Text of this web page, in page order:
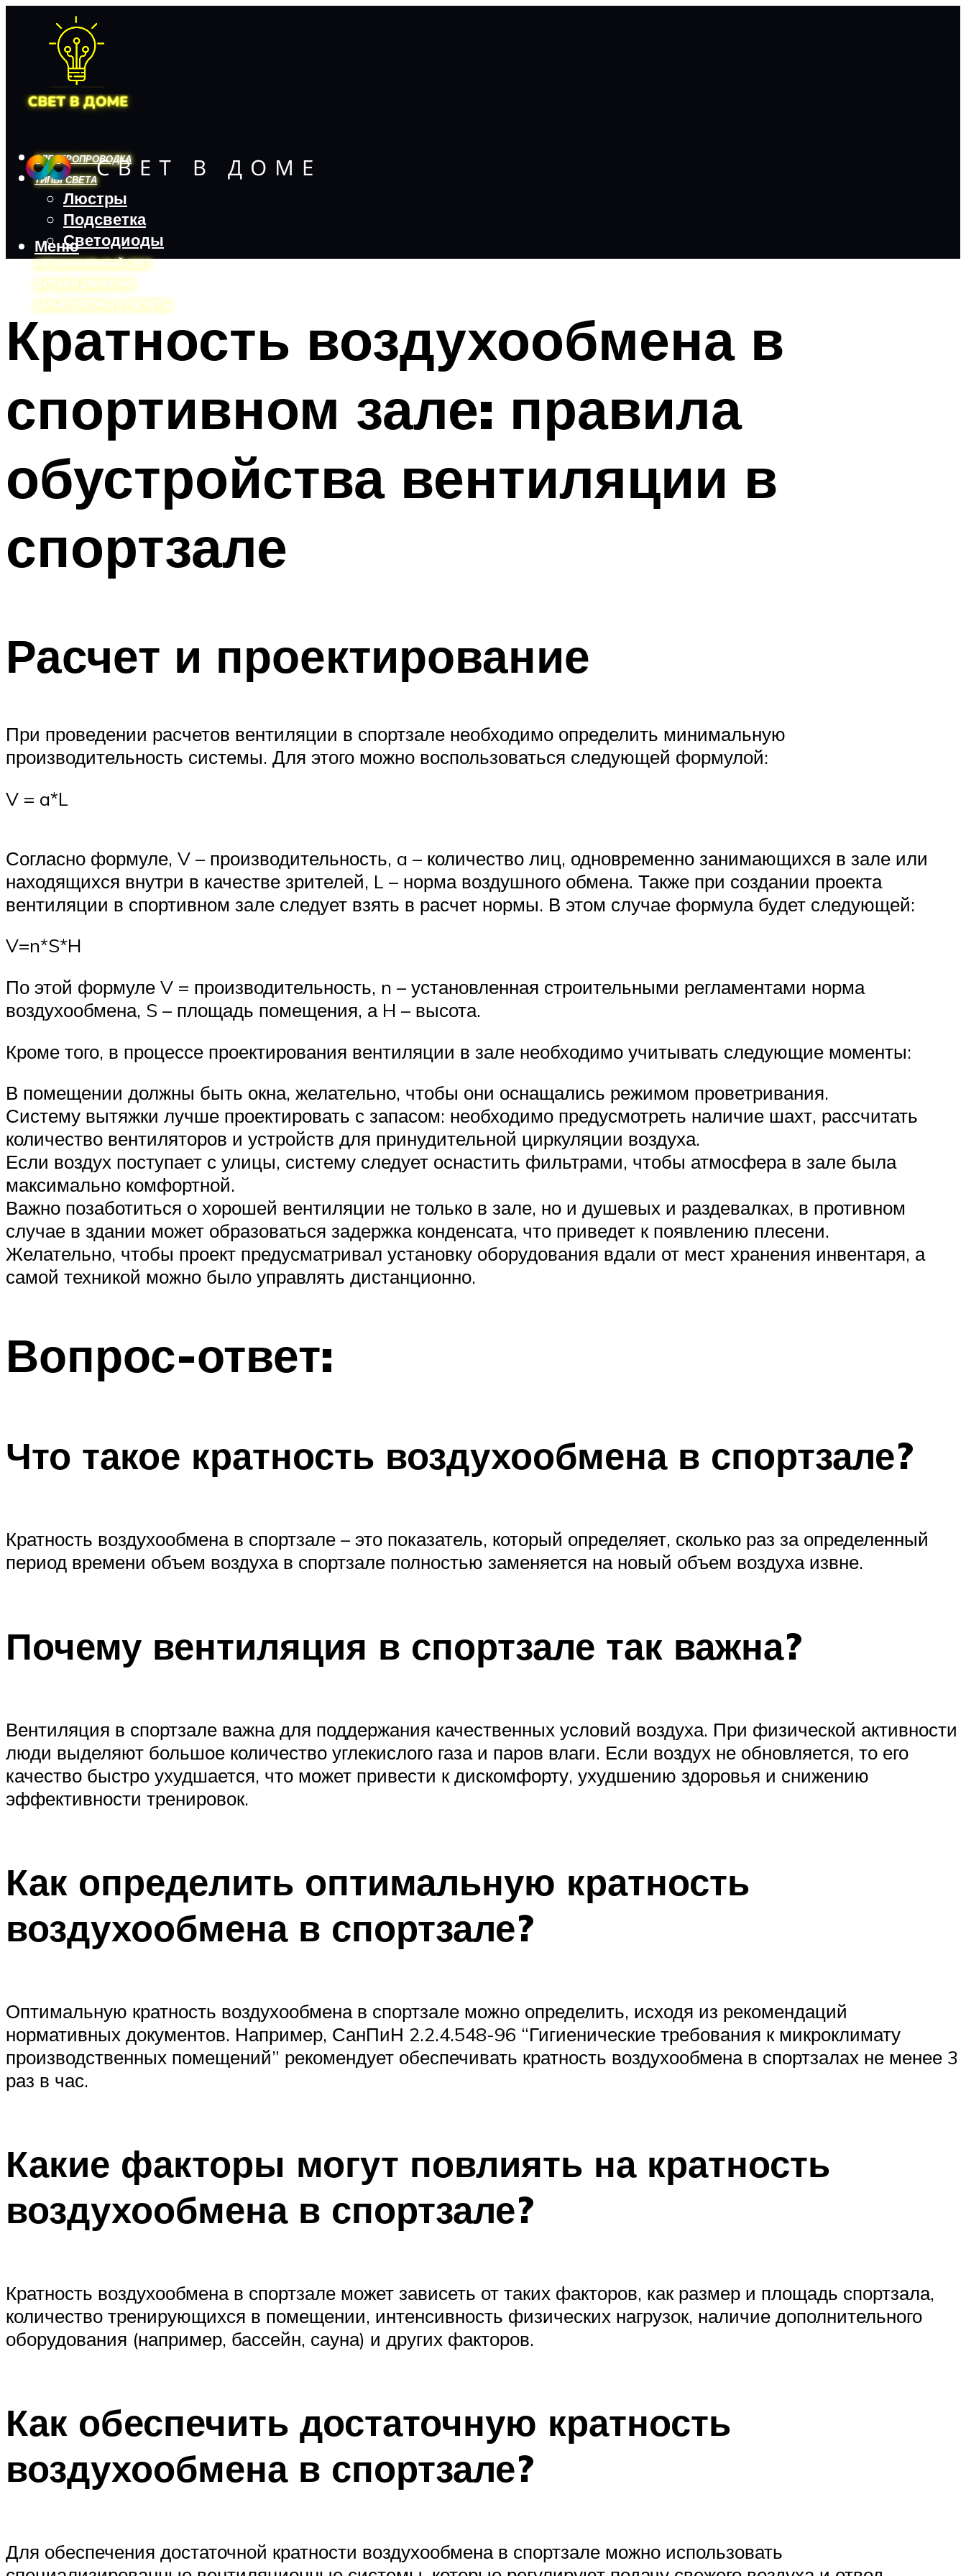
ЭЛЕКТРОПРОВОДКА
ТИПЫ СВЕТА
Люстры
Подсветка
Светодиоды
АВТОМОБИЛЬНЫЙ СВЕТ
ДАТЧИКИ ДВИЖЕНИЯ
КАЛЬКУЛЯТОРЫ И РАСЧЕТЫ
Меню
Меню
Кратность воздухообмена в
спортивном зале: правила
обустройства вентиляции в
спортзале
Расчет и проектирование
При проведении расчетов вентиляции в спортзале необходимо определить минимальную
производительность системы. Для этого можно воспользоваться следующей формулой:
V = a*L
Согласно формуле, V – производительность, a – количество лиц, одновременно занимающихся в зале или
находящихся внутри в качестве зрителей, L – норма воздушного обмена. Также при создании проекта
вентиляции в спортивном зале следует взять в расчет нормы. В этом случае формула будет следующей:
V=n*S*H
По этой формуле V = производительность, n – установленная строительными регламентами норма
воздухообмена, S – площадь помещения, а H – высота.
Кроме того, в процессе проектирования вентиляции в зале необходимо учитывать следующие моменты:
В помещении должны быть окна, желательно, чтобы они оснащались режимом проветривания.
Систему вытяжки лучше проектировать с запасом: необходимо предусмотреть наличие шахт, рассчитать
количество вентиляторов и устройств для принудительной циркуляции воздуха.
Если воздух поступает с улицы, систему следует оснастить фильтрами, чтобы атмосфера в зале была
максимально комфортной.
Важно позаботиться о хорошей вентиляции не только в зале, но и душевых и раздевалках, в противном
случае в здании может образоваться задержка конденсата, что приведет к появлению плесени.
Желательно, чтобы проект предусматривал установку оборудования вдали от мест хранения инвентаря, а
самой техникой можно было управлять дистанционно.
Вопрос-ответ:
Что такое кратность воздухообмена в спортзале?
Кратность воздухообмена в спортзале – это показатель, который определяет, сколько раз за определенный
период времени объем воздуха в спортзале полностью заменяется на новый объем воздуха извне.
Почему вентиляция в спортзале так важна?
Вентиляция в спортзале важна для поддержания качественных условий воздуха. При физической активности
люди выделяют большое количество углекислого газа и паров влаги. Если воздух не обновляется, то его
качество быстро ухудшается, что может привести к дискомфорту, ухудшению здоровья и снижению
эффективности тренировок.
Как определить оптимальную кратность
воздухообмена в спортзале?
Оптимальную кратность воздухообмена в спортзале можно определить, исходя из рекомендаций
нормативных документов. Например, СанПиН 2.2.4.548-96 “Гигиенические требования к микроклимату
производственных помещений” рекомендует обеспечивать кратность воздухообмена в спортзалах не менее 3
раз в час.
Какие факторы могут повлиять на кратность
воздухообмена в спортзале?
Кратность воздухообмена в спортзале может зависеть от таких факторов, как размер и площадь спортзала,
количество тренирующихся в помещении, интенсивность физических нагрузок, наличие дополнительного
оборудования (например, бассейн, сауна) и других факторов.
Как обеспечить достаточную кратность
воздухообмена в спортзале?
Для обеспечения достаточной кратности воздухообмена в спортзале можно использовать